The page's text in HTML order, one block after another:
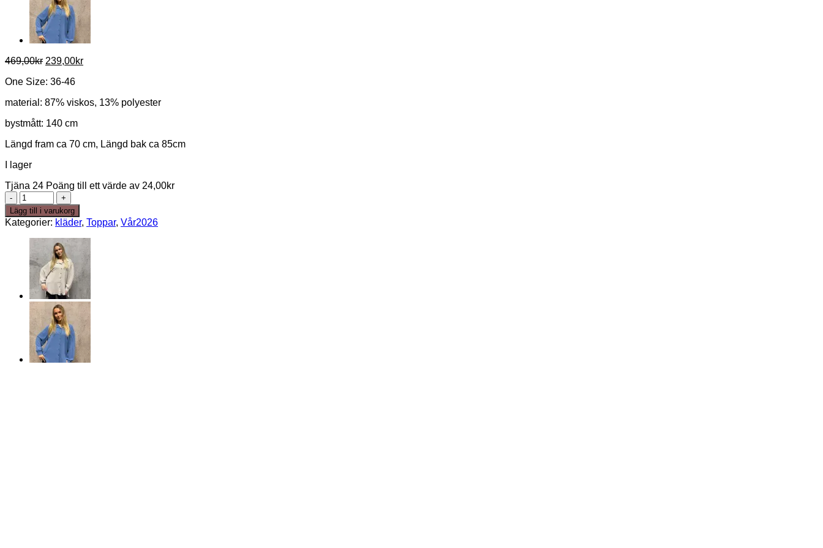
469,00kr Det
priset
469,00kr.
239,00krDet
239,00kr.
One Size: 36-46
material: 87% viskos, 13% polyester
bystmått: 140 cm
Längd fram ca 70 cm, Längd bak ca 85cm
I lager
Tjäna 24 Poäng till ett värde av 24,00kr
Avy
NY
FÄRG
Långskjorta
rosa
mängd
Lägg till i varukorg
Kategorier: kläder, Toppar, Vår2026